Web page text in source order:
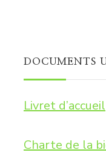
DOCUMENTS
Livret d’accueil
Charte de la